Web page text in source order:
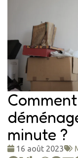
minute ?
Date
16 août 2023